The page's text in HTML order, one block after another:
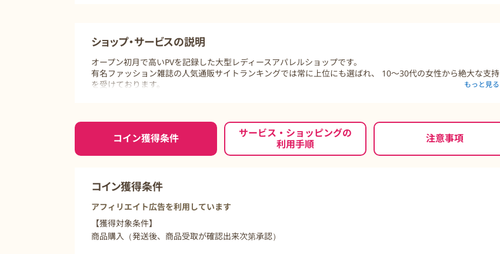
ショップ・サービスの説明
オープン初月で高いPVを記録した大型レディースアパレルショップです。
有名ファッション雑誌の人気通販サイトランキングでは常に上位にも選ばれ、 10〜30代の女性から絶大な支持
を受けております。
もっと見る
ご利用前に必ずお読みください
コイン獲得条件
サービス・ショッピングの
利用手順
注意事項
コイン獲得条件
アフィリエイト広告を利用しています
【獲得対象条件】
商品購入（発送後、商品受取が確認出来次第承認）